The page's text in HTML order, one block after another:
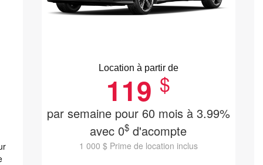
Location à partir de
119 $
par semaine pour 60 mois à 3.99%
avec 0$ d'acompte
1 000 $ Prime de location inclus